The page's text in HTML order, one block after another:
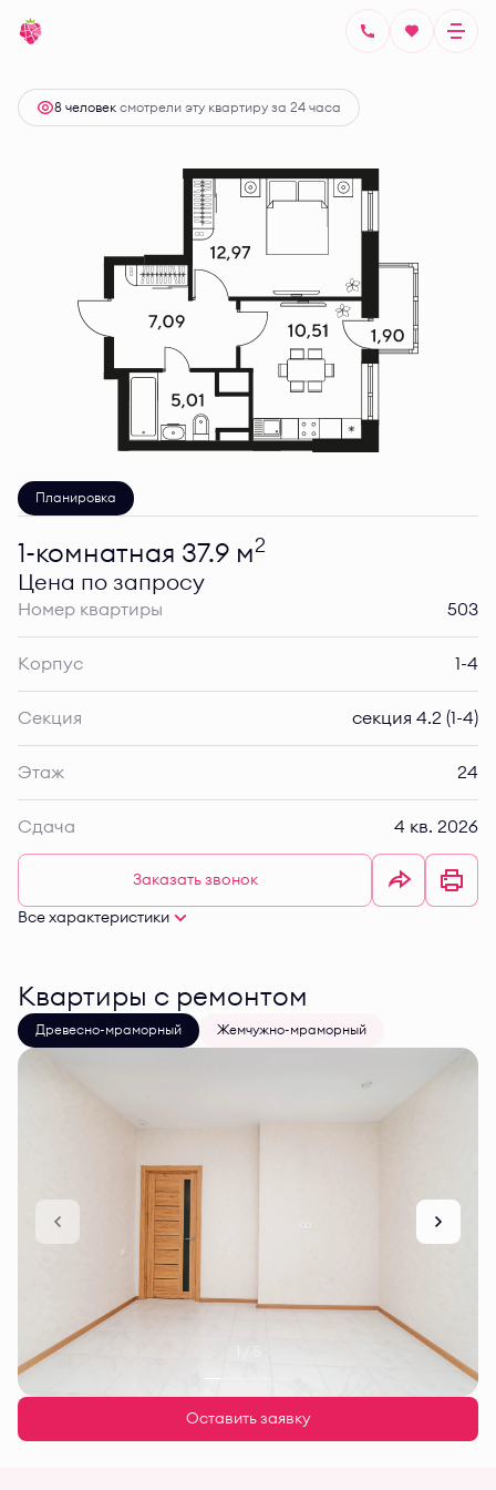
1-комнатная Цена по запросу
8 человек смотрели эту квартиру за 24 часа
Планировка
1-комнатная 37.9 м2
Цена по запросу
Номер квартиры 503
Корпус 1-4
Секция секция 4.2 (1-4)
Этаж 24
Сдача 4 кв. 2026
Заказать звонок
Все характеристики
Квартиры с ремонтом
Древесно-мраморный Жемчужно-мраморный
Оставить заявку